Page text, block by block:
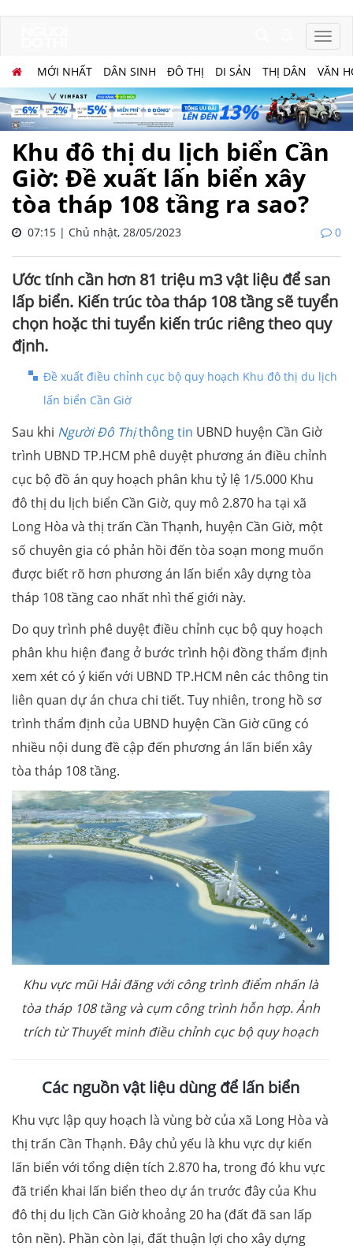
MỚI NHẤT DÂN SINH ĐÔ THỊ DI SẢN THỊ DÂN VĂN
Khu đô thị du lịch biển Cần
Giờ: Đề xuất lấn biển xây
tòa tháp 108 tầng ra sao?
07:15 | Chủ nhật, 28/05/2023 0
​​​​​​​Ước tính cần hơn 81 triệu m3 vật liệu để san
lấp biển. Kiến trúc tòa tháp 108 tầng sẽ tuyển
chọn hoặc thi tuyển kiến trúc riêng theo quy
định.
Đề xuất điều chỉnh cục bộ quy hoạch Khu đô thị du lịch
lấn biển Cần Giờ
Sau khi Người Đô Thịthông tin UBND huyện Cần Giờ
trình UBND TP.HCM phê duyệt phương án điều chỉnh
cục bộ đồ án quy hoạch phân khu tỷ lệ 1/5.000 Khu
đô thị du lịch biển Cần Giờ, quy mô 2.870 ha tại xã
Long Hòa và thị trấn Cần Thạnh, huyện Cần Giờ, một
số chuyên gia có phản hồi đến tòa soạn mong muốn
được biết rõ hơn phương án lấn biển xây dựng tòa
tháp 108 tầng cao nhất nhì thế giới này.
Do quy trình phê duyệt điều chỉnh cục bộ quy hoạch
phân khu hiện đang ở bước trình hội đồng thẩm định
xem xét có ý kiến với UBND TP.HCM nên các thông tin
liên quan dự án chưa chi tiết. Tuy nhiên, trong hồ sơ
trình thẩm định của UBND huyện Cần Giờ cũng có
nhiều nội dung đề cập đến phương án lấn biển xây
tòa tháp 108 tầng.
Khu vực mũi Hải đăng với công trình điểm nhấn là
tòa tháp 108 tầng và cụm công trình hỗn hợp. Ảnh
trích từ Thuyết minh điều chỉnh cục bộ quy hoạch
Các nguồn vật liệu dùng để lấn biển
Khu vực lập quy hoạch là vùng bờ của xã Long Hòa và
thị trấn Cần Thạnh. Đây chủ yếu là khu vực dự kiến
lấn biển với tổng diện tích 2.870 ha, trong đó khu vực
đã triển khai lấn biển theo dự án trước đây của Khu
đô thị du lịch Cần Giờ khoảng 20 ha (đất đã san lấp
tôn nền). Phần còn lại, đất thuận lợi cho xây dựng